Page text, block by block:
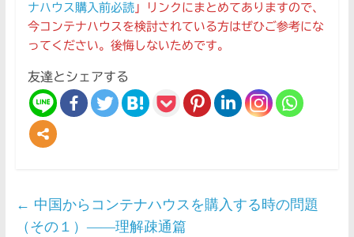
ナハウス購入前必読」リンクにまとめてありますので、
今コンテナハウスを検討されている方はぜひご参考にな
ってください。後悔しないためです。
友達とシェアする
← 中国からコンテナハウスを購入する時の問題
（その１）――理解疎通篇